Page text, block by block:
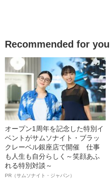
Recommended for you
オープン1周年を記念した特別イ
ベントがサムソナイト・ブラッ
クレーベル銀座店で開催 仕事
も人生も自分らしく～笑顔あふ
れる特別対談～
PR（サムソナイト・ジャパン）